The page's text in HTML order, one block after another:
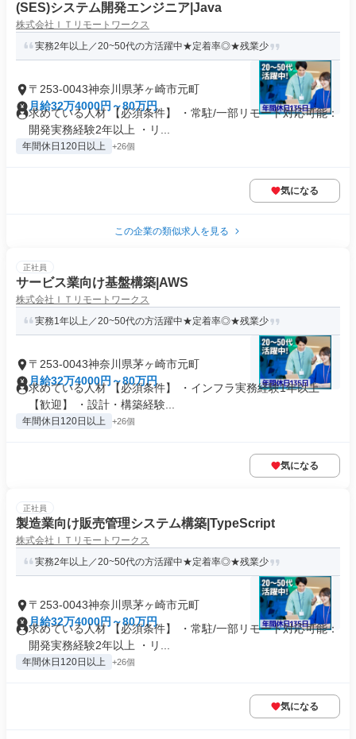
(SES)システム開発エンジニア|Java
株式会社ＩＴリモートワークス
実務2年以上／20~50代の方活躍中★定着率◎★残業少
〒253-0043神奈川県茅ヶ崎市元町
月給32万4000円～80万円
求めている人材 【必須条件】 ・常駐/一部リモート対応可能：
開発実務経験2年以上 ・リ...
年間休日120日以上 +26個
気になる
この企業の類似求人を見る
正社員
サービス業向け基盤構築|AWS
株式会社ＩＴリモートワークス
実務1年以上／20~50代の方活躍中★定着率◎★残業少
〒253-0043神奈川県茅ヶ崎市元町
月給32万4000円～80万円
求めている人材 【必須条件】 ・インフラ実務経験1年以上
【歓迎】 ・設計・構築経験...
年間休日120日以上 +26個
気になる
正社員
製造業向け販売管理システム構築|TypeScript
株式会社ＩＴリモートワークス
実務2年以上／20~50代の方活躍中★定着率◎★残業少
〒253-0043神奈川県茅ヶ崎市元町
月給32万4000円～80万円
求めている人材 【必須条件】 ・常駐/一部リモート対応可能：
開発実務経験2年以上 ・リ...
年間休日120日以上 +26個
気になる